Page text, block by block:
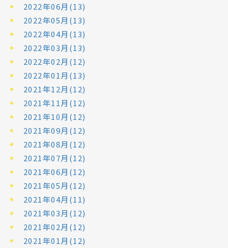
2022年06月(13)
2022年05月(13)
2022年04月(13)
2022年03月(13)
2022年02月(12)
2022年01月(13)
2021年12月(12)
2021年11月(12)
2021年10月(12)
2021年09月(12)
2021年08月(12)
2021年07月(12)
2021年06月(12)
2021年05月(12)
2021年04月(11)
2021年03月(12)
2021年02月(12)
2021年01月(12)